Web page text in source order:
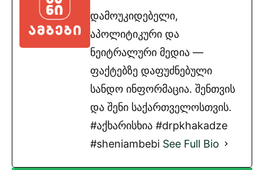
დამოუკიდებელი,
აპოლიტიკური და
ნეიტრალური მედია —
ფაქტებზე დაფუძნებული
სანდო ინფორმაცია. შენთვის
და შენი საქართველოსთვის.
#აქხარისხია #drpkhakadze
#sheniambebi See Full Bio